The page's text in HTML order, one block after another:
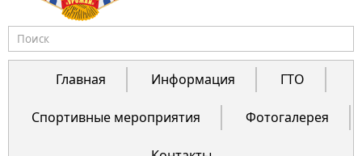
Форма поиска
Главная
Информация ГТО
Спортивные мероприятия Фотогалерея